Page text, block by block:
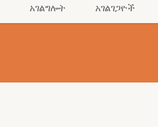
አገልግሎት አገልገጋዮች